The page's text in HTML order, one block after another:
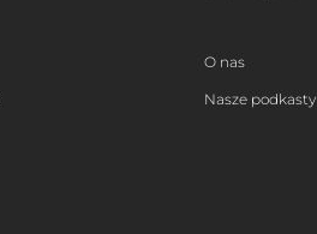
O nas
Nasze podkasty